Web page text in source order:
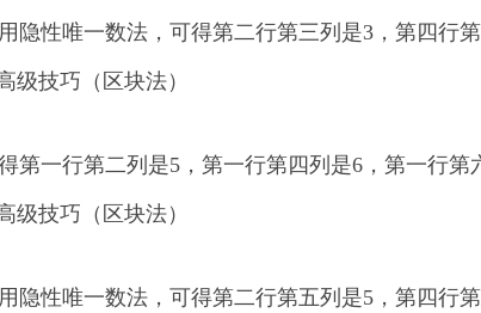
隐性唯一数法，可得第二行第三列是3，第四行
第一行第二列是5，第一行第四列是6，第一行第
隐性唯一数法，可得第二行第五列是5，第四行